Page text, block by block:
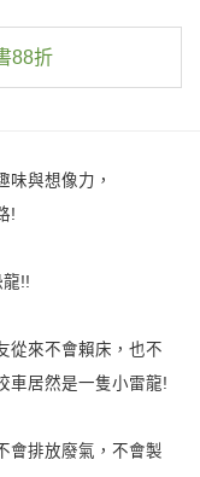
88折
味與想像力，
!
!!
來不會賴床，也不
車居然是一隻小雷龍!
排放廢氣，不會製